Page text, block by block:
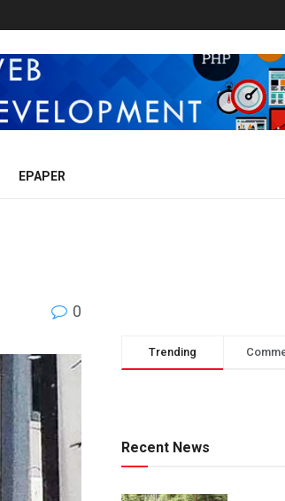
EPAPER
0
Trending
Recent News